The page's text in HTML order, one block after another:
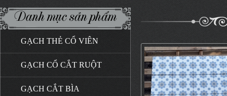
Danh mục sản phẩm
GẠCH THẺ CỔ VIÊN
GẠCH CỔ CẮT RUỘT
GẠCH CẮT BÌA